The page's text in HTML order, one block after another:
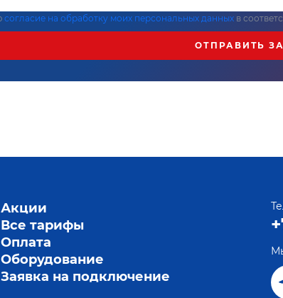
согласие на обработку моих персональных данных в
ОТПРАВИТЬ
Акции
Все тарифы
Оплата
Оборудование
Заявка на подключение